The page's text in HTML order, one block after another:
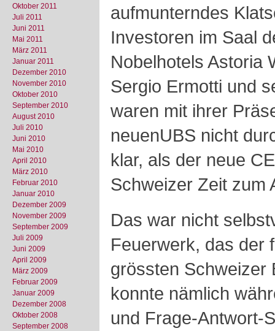
Oktober 2011
Juli 2011
Juni 2011
Mai 2011
März 2011
Januar 2011
Dezember 2010
November 2010
Oktober 2010
September 2010
August 2010
Juli 2010
Juni 2010
Mai 2010
April 2010
März 2010
Februar 2010
Januar 2010
Dezember 2009
November 2009
September 2009
Juli 2009
Juni 2009
April 2009
März 2009
Februar 2009
Januar 2009
Dezember 2008
Oktober 2008
September 2008
aufmunterndes
Investoren im Saal
Nobelhotels Astoria
Sergio Ermotti und
waren mit ihrer
neuenUBS nicht
klar, als der neue
Schweizer Zeit zum
Das war nicht
Feuerwerk, das der
grössten Schweizer
konnte nämlich
und Frage-Antwort-